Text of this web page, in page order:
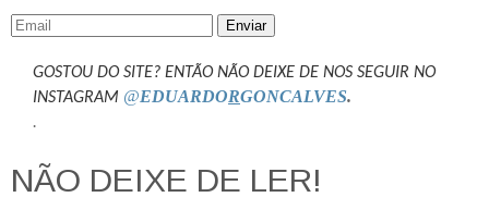
Enviar
GOSTOU DO SITE? ENTÃO NÃO DEIXE DE NOS SEGUIR NO
INSTAGRAM @EDUARDORGONCALVES.
.
NÃO DEIXE DE LER!